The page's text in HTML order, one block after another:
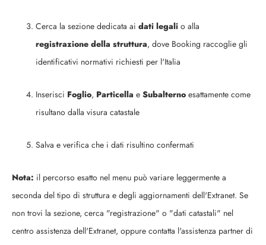
Cerca la sezione dedicata ai dati legali o alla
registrazione della struttura, dove Booking raccoglie gli
identificativi normativi richiesti per l'Italia
Inserisci Foglio, Particella e Subalterno esattamente come
risultano dalla visura catastale
Salva e verifica che i dati risultino confermati
Nota: il percorso esatto nel menu può variare leggermente a
seconda del tipo di struttura e degli aggiornamenti dell'Extranet. Se
non trovi la sezione, cerca "registrazione" o "dati catastali" nel
centro assistenza dell'Extranet, oppure contatta l'assistenza partner di